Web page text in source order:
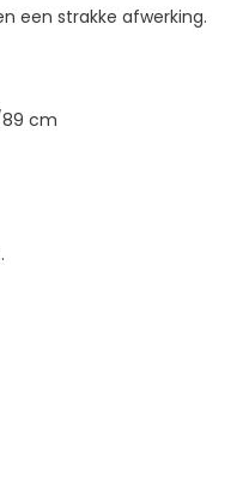
een strakke afwerking.
cm